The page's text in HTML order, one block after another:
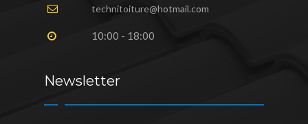
technitoiture@hotmail.com
10:00 - 18:00
Newsletter